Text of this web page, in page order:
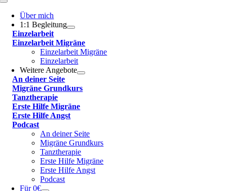
Toggle
NavigationÜber mich
1:1 Begleitung
Einzelarbeit
Einzelarbeit Migräne
Einzelarbeit Migräne
Einzelarbeit
Weitere Angebote
An deiner Seite
Migräne Grundkurs
Tanztherapie
Erste Hilfe Migräne
Erste Hilfe Angst
Podcast
An deiner Seite
Migräne Grundkurs
Tanztherapie
Erste Hilfe Migräne
Erste Hilfe Angst
Podcast
Für 0€